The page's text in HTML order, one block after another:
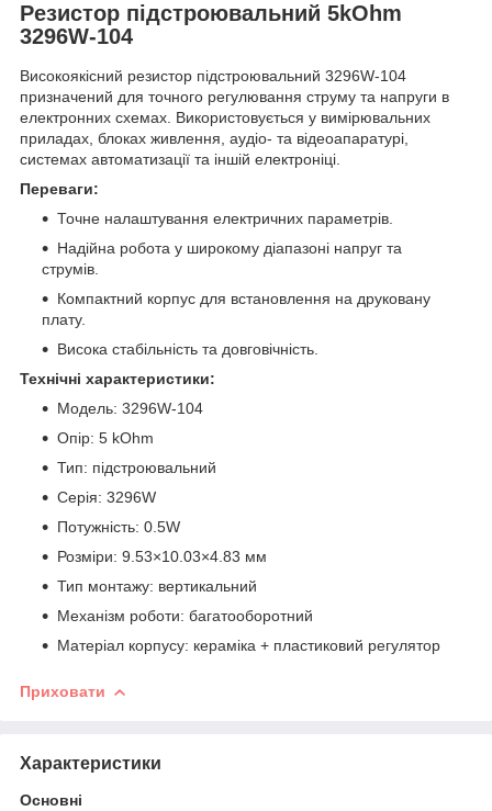
Резистор підстроювальний 5kOhm
3296W-104
Високоякісний резистор підстроювальний 3296W-104
призначений для точного регулювання струму та напруги в
електронних схемах. Використовується у вимірювальних
приладах, блоках живлення, аудіо- та відеоапаратурі,
системах автоматизації та іншій електроніці.
Переваги:
Точне налаштування електричних параметрів.
Надійна робота у широкому діапазоні напруг та
струмів.
Компактний корпус для встановлення на друковану
плату.
Висока стабільність та довговічність.
Технічні характеристики:
Модель: 3296W-104
Опір: 5 kOhm
Тип: підстроювальний
Серія: 3296W
Потужність: 0.5W
Розміри: 9.53×10.03×4.83 мм
Тип монтажу: вертикальний
Механізм роботи: багатооборотний
Матеріал корпусу: кераміка + пластиковий регулятор
Приховати
Характеристики
Основні